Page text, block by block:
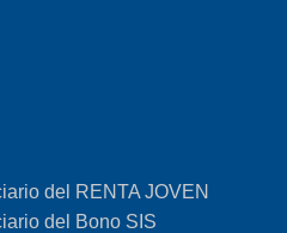
del RENTA JOVEN
del Bono SIS